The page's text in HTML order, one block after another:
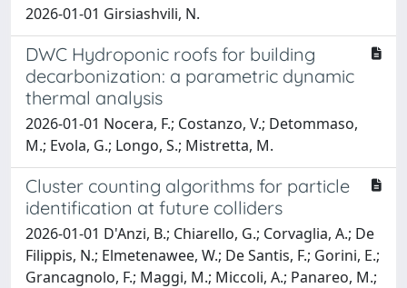
2026-01-01 Girsiashvili, N.
DWC Hydroponic roofs for building
decarbonization: a parametric dynamic
thermal analysis
2026-01-01 Nocera, F.; Costanzo, V.; Detommaso,
M.; Evola, G.; Longo, S.; Mistretta, M.
Cluster counting algorithms for particle
identification at future colliders
2026-01-01 D'Anzi, B.; Chiarello, G.; Corvaglia, A.; De
Filippis, N.; Elmetenawee, W.; De Santis, F.; Gorini, E.;
Grancagnolo, F.; Maggi, M.; Miccoli, A.; Panareo, M.;